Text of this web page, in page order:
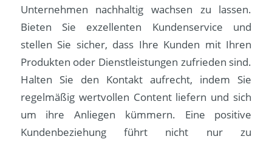
Unternehmen nachhaltig wachsen zu lassen.
Bieten Sie exzellenten Kundenservice und
stellen Sie sicher, dass Ihre Kunden mit Ihren
Produkten oder Dienstleistungen zufrieden sind.
Halten Sie den Kontakt aufrecht, indem Sie
regelmäßig wertvollen Content liefern und sich
um ihre Anliegen kümmern. Eine positive
Kundenbeziehung führt nicht nur zu